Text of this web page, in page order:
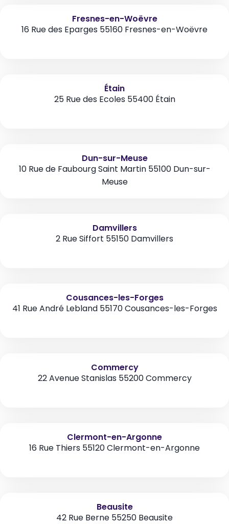
Fresnes-en-Woëvre
16 Rue des Eparges 55160 Fresnes-en-Woëvre
Étain
25 Rue des Ecoles 55400 Étain
Dun-sur-Meuse
10 Rue de Faubourg Saint Martin 55100 Dun-sur-
Meuse
Damvillers
2 Rue Siffort 55150 Damvillers
Cousances-les-Forges
41 Rue André Lebland 55170 Cousances-les-Forges
Commercy
22 Avenue Stanislas 55200 Commercy
Clermont-en-Argonne
16 Rue Thiers 55120 Clermont-en-Argonne
Beausite
42 Rue Berne 55250 Beausite